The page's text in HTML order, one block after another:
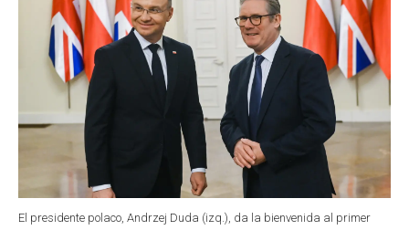
El presidente polaco, Andrzej Duda (izq.), da la bienvenida al primer